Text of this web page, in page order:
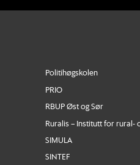
Politihøgskolen
PRIO
RBUP Øst og Sør
Ruralis – Institutt for rural-
SIMULA
SINTEF